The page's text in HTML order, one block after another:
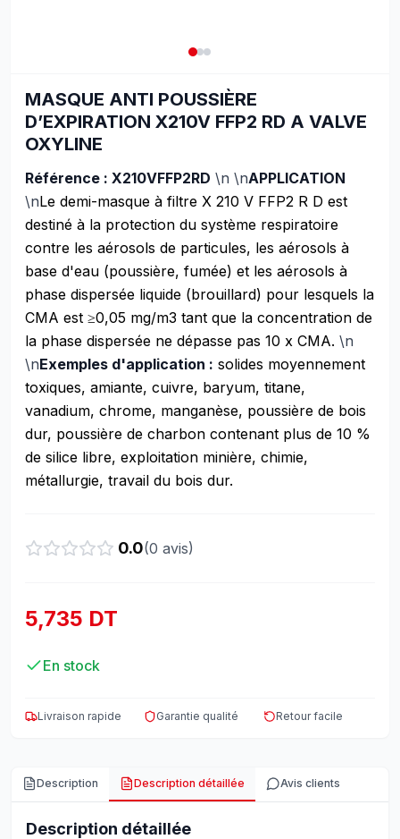
MASQUE ANTI POUSSIÈRE
D’EXPIRATION X210V FFP2 RD A VALVE
OXYLINE
Référence : X210VFFP2RD \n \nAPPLICATION
\nLe demi-masque à filtre X 210 V FFP2 R D est
destiné à la protection du système respiratoire
contre les aérosols de particules, les aérosols à
base d'eau (poussière, fumée) et les aérosols à
phase dispersée liquide (brouillard) pour lesquels la
CMA est ≥0,05 mg/m3 tant que la concentration de
la phase dispersée ne dépasse pas 10 x CMA. \n
\nExemples d'application : solides moyennement
toxiques, amiante, cuivre, baryum, titane,
vanadium, chrome, manganèse, poussière de bois
dur, poussière de charbon contenant plus de 10 %
de silice libre, exploitation minière, chimie,
métallurgie, travail du bois dur.
0.0(0 avis)
5,735 DT
En stock
Livraison rapide Garantie qualité Retour facile
Description Description détaillée Avis clients
Description détaillée